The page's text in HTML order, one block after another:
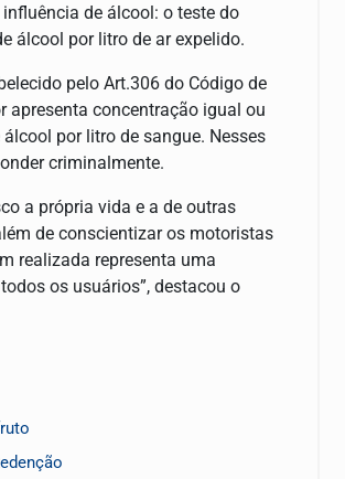
de álcool: o teste do
álcool por litro de ar expelido.
pelo Art.306 do Código de
apresenta concentração igual ou
por litro de sangue. Nesses
criminalmente.
a própria vida e a de outras
de conscientizar os motoristas
realizada representa uma
os usuários”, destacou o